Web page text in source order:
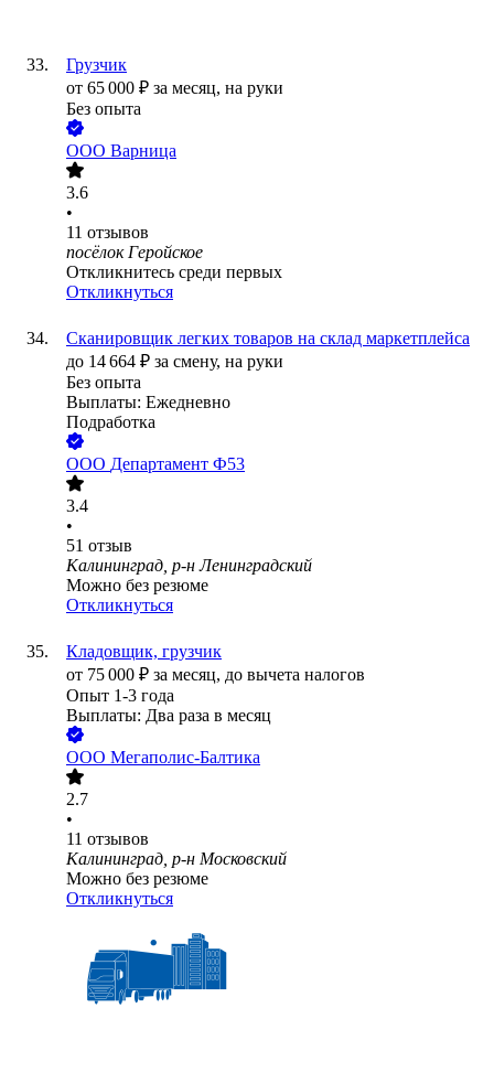
Грузчик
от 65 000 ₽ за месяц, на руки
Без опыта
ООО Варница
3.6
•
11 отзывов
посёлок Геройское
Откликнитесь среди первых
Откликнуться
Сканировщик легких товаров на склад маркетплейса
до 14 664 ₽ за смену, на руки
Без опыта
Выплаты: Ежедневно
Подработка
ООО Департамент Ф53
3.4
•
51 отзыв
Калининград, р-н Ленинградский
Можно без резюме
Откликнуться
Кладовщик, грузчик
от 75 000 ₽ за месяц, до вычета налогов
Опыт 1-3 года
Выплаты: Два раза в месяц
ООО Мегаполис-Балтика
2.7
•
11 отзывов
Калининград, р-н Московский
Можно без резюме
Откликнуться